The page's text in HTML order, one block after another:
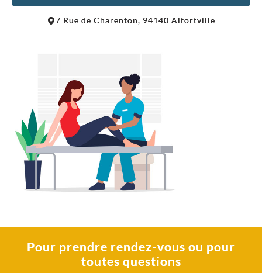
7 Rue de Charenton, 94140 Alfortville
Pour prendre rendez-vous ou pour
toutes questions